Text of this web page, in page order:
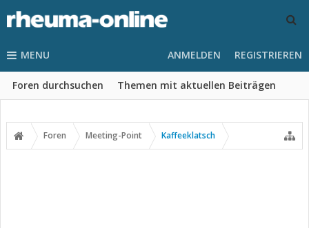
MENU
Foren durchsuchen Themen mit aktuellen Beiträgen
ANMELDEN REGISTRIEREN
Foren Meeting-Point Kaffeeklatsch